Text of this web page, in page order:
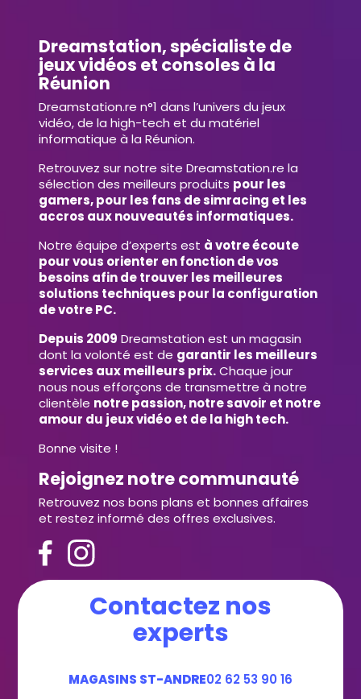
Dreamstation, spécialiste de
jeux vidéos et consoles à la
Réunion
Dreamstation.re n°1 dans l’univers du jeux
vidéo, de la high-tech et du matériel
informatique à la Réunion.
Retrouvez sur notre site Dreamstation.re la
sélection des meilleurs produits pour les
gamers, pour les fans de simracing et les
accros aux nouveautés informatiques.
Notre équipe d’experts est à votre écoute
pour vous orienter en fonction de vos
besoins afin de trouver les meilleures
solutions techniques pour la configuration
de votre PC.
Depuis 2009 Dreamstation est un magasin
dont la volonté est de garantir les meilleurs
services aux meilleurs prix.Chaque jour
nous nous efforçons de transmettre à notre
clientèle notre passion, notre savoir et notre
amour du jeux vidéo et de la high tech.
Bonne visite !
Rejoignez notre communauté
Retrouvez nos bons plans et bonnes affaires
et restez informé des offres exclusives.
Contactez nos
experts
MAGASINS ST-ANDRE02 62 53 90 16